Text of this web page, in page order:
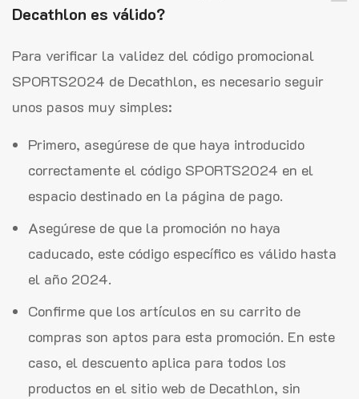
Decathlon es válido?
Para verificar la validez del código promocional
SPORTS2024 de Decathlon, es necesario seguir
unos pasos muy simples:
Primero, asegúrese de que haya introducido
correctamente el código SPORTS2024 en el
espacio destinado en la página de pago.
Asegúrese de que la promoción no haya
caducado, este código específico es válido hasta
el año 2024.
Confirme que los artículos en su carrito de
compras son aptos para esta promoción. En este
caso, el descuento aplica para todos los
productos en el sitio web de Decathlon, sin